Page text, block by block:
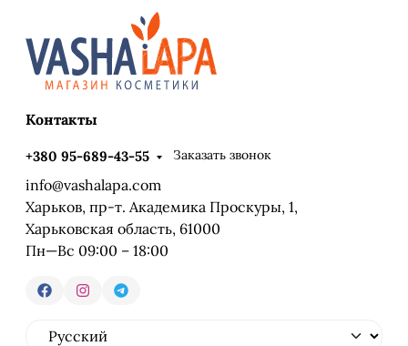
Контакты
+380 95-689-43-55 Заказать звонок
info@vashalapa.com
Харьков, пр-т. Академика Проскуры, 1,
Харьковская область, 61000
Пн—Вс 09:00 – 18:00